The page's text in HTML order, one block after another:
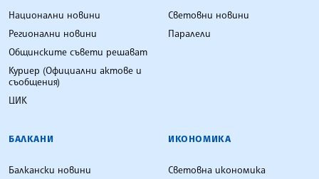
Национални новини
Регионални новини
Общинските съвети решават
Куриер (Официални актове и
съобщения)
ЦИК
Световни новини
Паралели
БАЛКАНИ
Балкански новини
ИКОНОМИКА
Световна икономика